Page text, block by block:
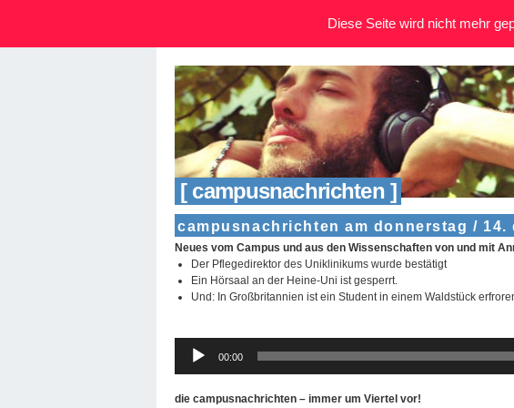
[ campusnachrichten ]
campusnachrichten am donnerstag / 14.
Neues vom Campus und aus den Wissenschaften von und mit
Der Pflegedirektor des Uniklinikums wurde bestätigt
Ein Hörsaal an der Heine-Uni ist gesperrt.
Und: In Großbritannien ist ein Student in einem Waldstück
Audio-
Player
00:00
die campusnachrichten – immer um Viertel vor!
Diese Seite wird nicht mehr